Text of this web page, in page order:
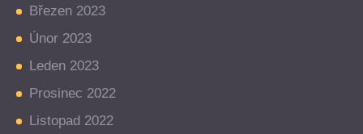
Březen 2023
Únor 2023
Leden 2023
Prosinec 2022
Listopad 2022